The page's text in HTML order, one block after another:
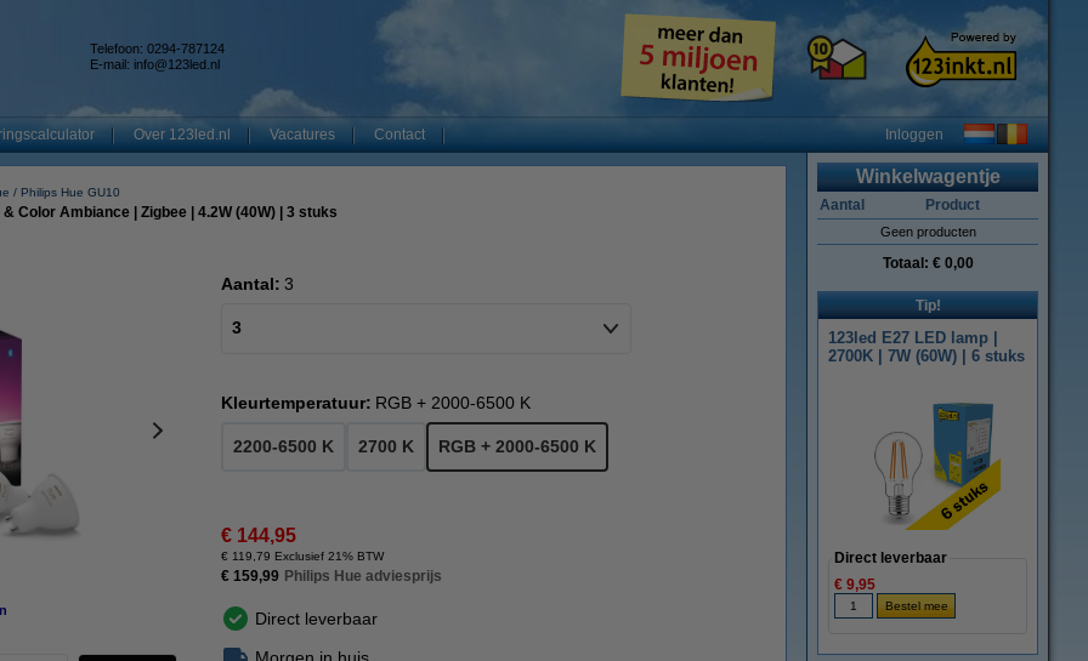
Telefoon: 0294-787124
E-mail: info@123led.nl
Over 123led.nl Vacatures Contact Inloggen
Philips Hue GU10
Color Ambiance | Zigbee | 4.2W (40W) | 3 stuks
vergroten
Aantal: 3
3
Kleurtemperatuur: RGB + 2000-6500 K
2200-6500 K 2700 K RGB + 2000-6500 K
€ 144,95
€ 119,79 Exclusief 21% BTW
€ 159,99 Philips Hue adviesprijs
Direct leverbaar
Morgen in huis
Winkelwagentje
Aantal Product
Geen producten
Totaal: € 0,00
Tip!
123led E27 LED lamp |
2700K | 7W (60W) | 6 stuks
Direct leverbaar
€ 9,95